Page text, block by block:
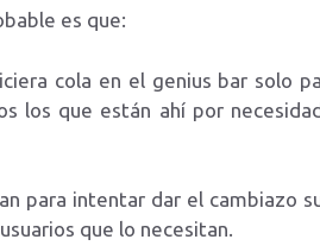
es que:
cola en el genius bar solo
los que están ahí por
para intentar dar el cambiazo
que lo necesitan.